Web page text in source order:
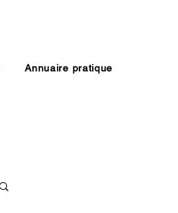
Annuaire pratique